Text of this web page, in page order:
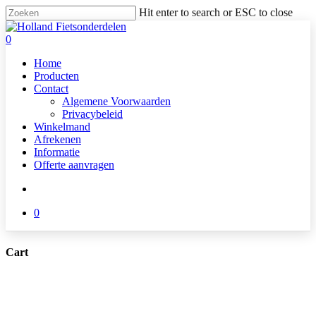
Skip
to
main
Hit enter to search or ESC to close
Close
Search
search
0
Home
Producten
Contact
Algemene Voorwaarden
Privacybeleid
Winkelmand
Afrekenen
Informatie
Offerte aanvragen
0
Cart